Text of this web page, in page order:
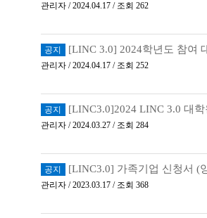
관리자 / 2024.04.17 / 조회 262
공지 [LINC 3.0] 2024학년도 참여 대학원 학
관리자 / 2024.04.17 / 조회 252
공지 [LINC3.0]2024 LINC 3.0 대학원 Up-
관리자 / 2024.03.27 / 조회 284
공지 [LINC3.0] 가족기업 신청서 (
관리자 / 2023.03.17 / 조회 368